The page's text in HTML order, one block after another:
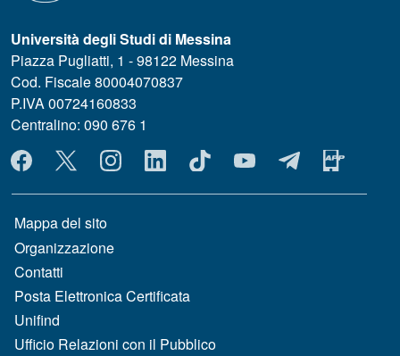
Università degli Studi di Messina
Piazza Pugliatti, 1 - 98122 Messina
Cod. Fiscale 80004070837
P.IVA 00724160833
Centralino: 090 676 1
MENÙ SOCIAL
MENÙ FOOTER 1
Mappa del sito
Organizzazione
Contatti
Posta Elettronica Certificata
Unifind
Ufficio Relazioni con il Pubblico